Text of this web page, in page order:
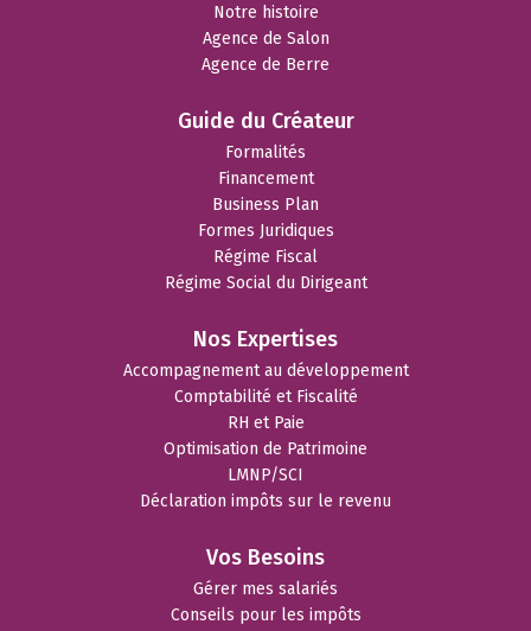
Notre histoire
Agence de Salon
Agence de Berre
Guide du Créateur
Formalités
Financement
Business Plan
Formes Juridiques
Régime Fiscal
Régime Social du Dirigeant
Nos Expertises
Accompagnement au développement
Comptabilité et Fiscalité
RH et Paie
Optimisation de Patrimoine
LMNP/SCI
Déclaration impôts sur le revenu
Vos Besoins
Gérer mes salariés
Conseils pour les impôts